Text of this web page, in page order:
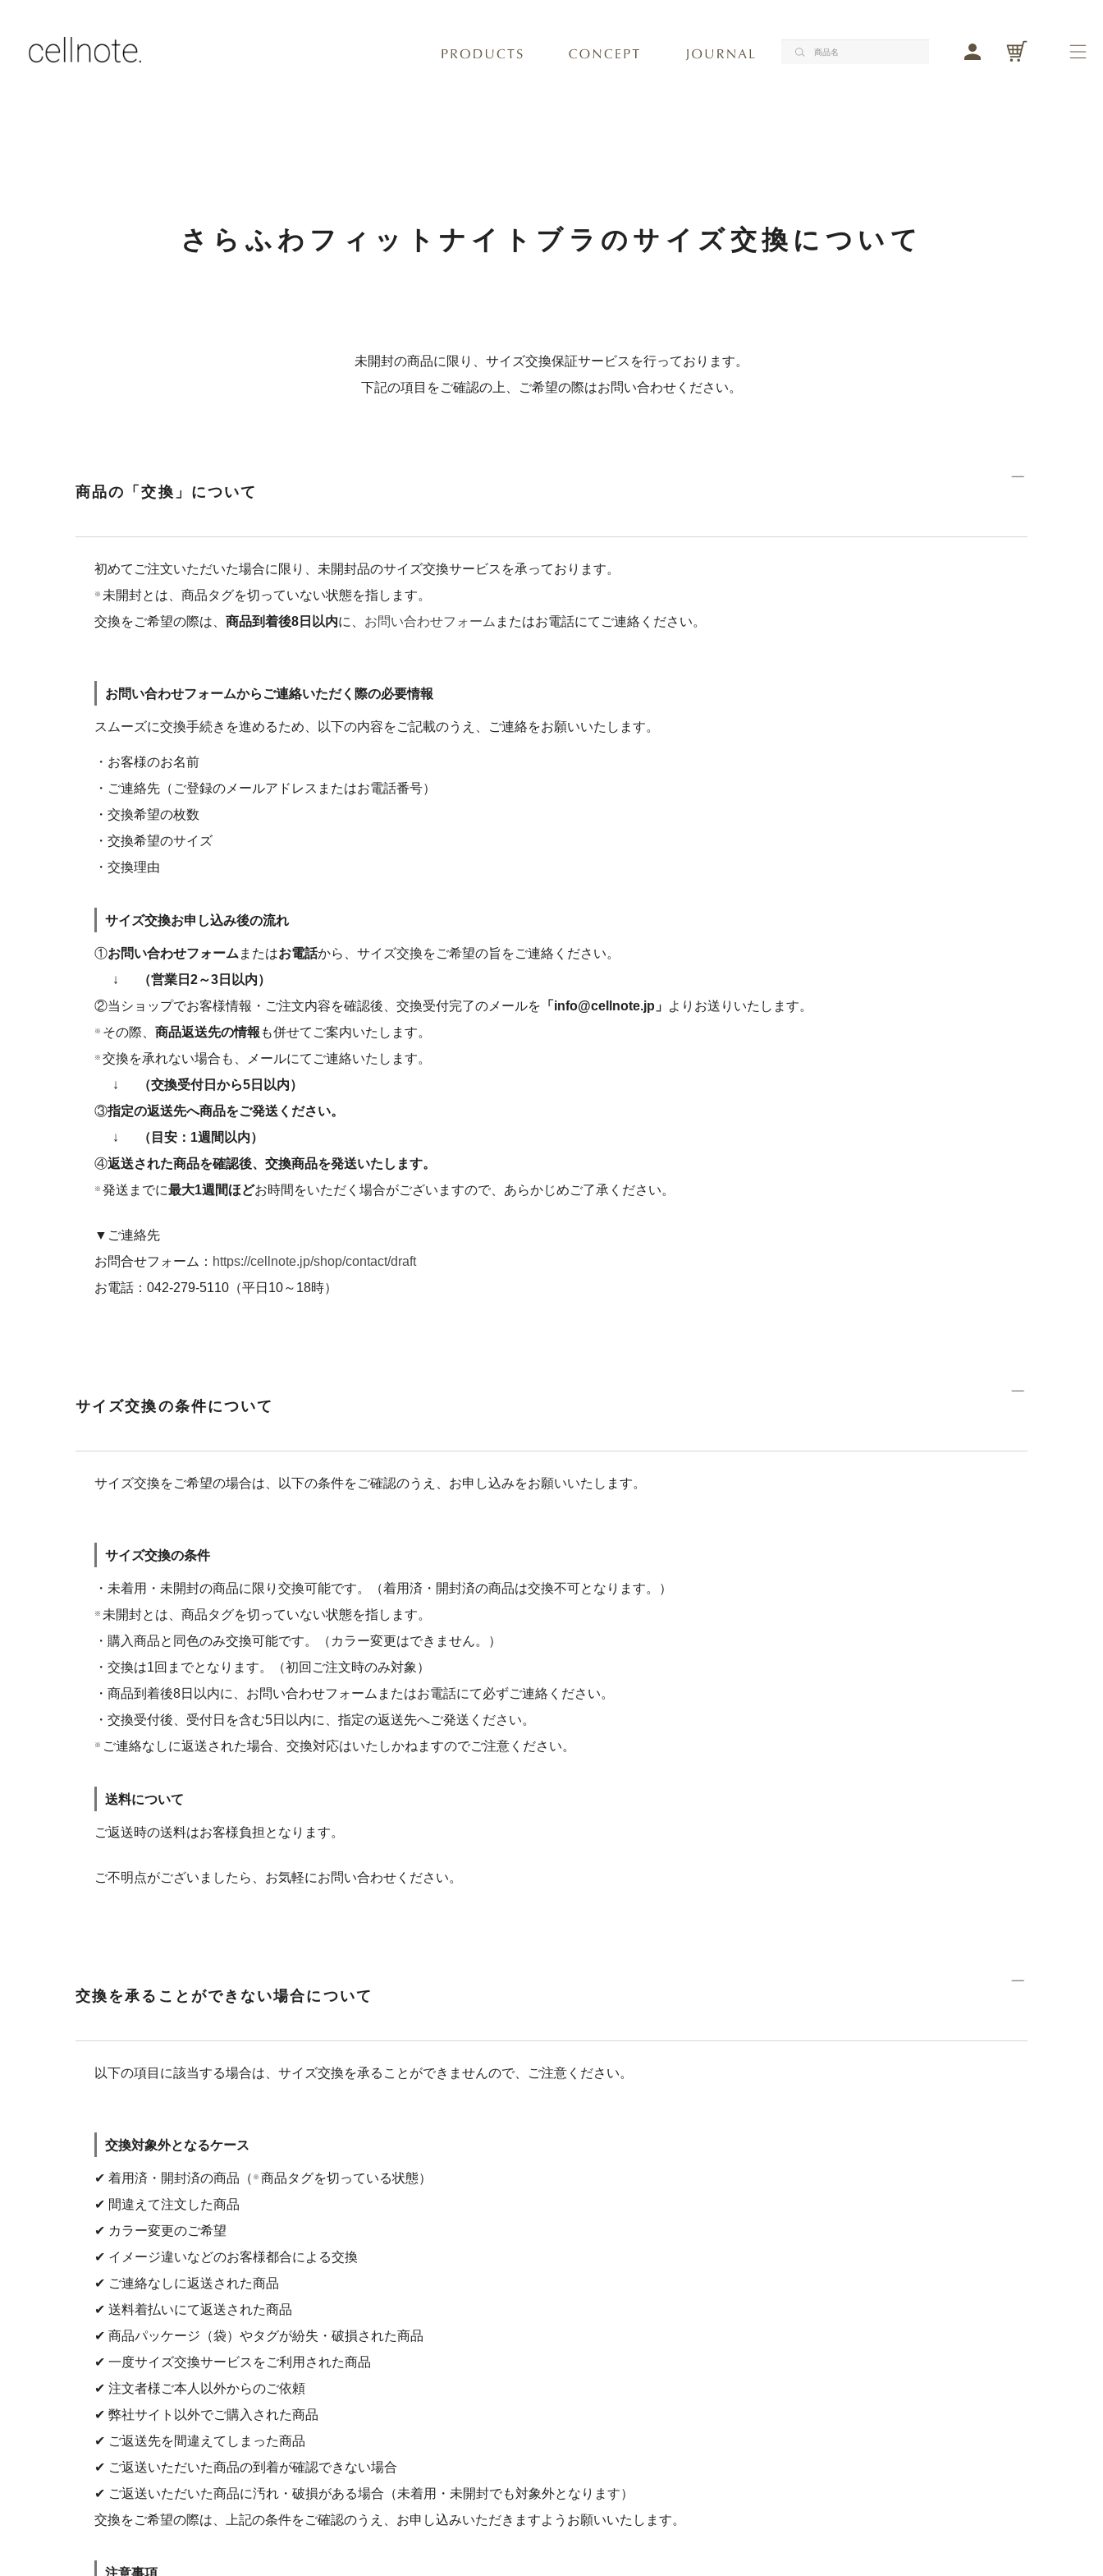
検索する
さらふわフィットナイトブラのサイズ交換について
未開封の商品に限り、サイズ交換保証サービスを行っております。
下記の項目をご確認の上、ご希望の際はお問い合わせください。
商品の「交換」について
初めてご注文いただいた場合に限り、未開封品のサイズ交換サービスを承っております。
※ 未開封とは、商品タグを切っていない状態を指します。
交換をご希望の際は、商品到着後8日以内に、 お問い合わせフォーム またはお電話にてご連絡ください。
お問い合わせフォームからご連絡いただく際の必要情報
スムーズに交換手続きを進めるため、以下の内容をご記載のうえ、ご連絡をお願いいたします。
・お客様のお名前
・ご連絡先（ご登録のメールアドレスまたはお電話番号）
・交換希望の枚数
・交換希望のサイズ
・交換理由
サイズ交換お申し込み後の流れ
①お問い合わせフォーム またはお電話から、サイズ交換をご希望の旨をご連絡ください。
↓
（営業日2～3日以内）
②当ショップでお客様情報・ご注文内容を確認後、交換受付完了のメールを 「info@cellnote.jp」 よりお送りいたします。
※ その際、 商品返送先の情報 も併せてご案内いたします。
※ 交換を承れない場合も、メールにてご連絡いたします。
↓
（交換受付日から5日以内）
③指定の返送先へ商品をご発送ください。
↓
（目安：1週間以内）
④返送された商品を確認後、交換商品を発送いたします。
※ 発送までに最大1週間ほどお時間をいただく場合がございますので、あらかじめご了承ください。
▼ご連絡先
お問合せフォーム： https://cellnote.jp/shop/contact/draft
お電話：042-279-5110（平日10～18時）
サイズ交換の条件について
サイズ交換をご希望の場合は、以下の条件をご確認のうえ、お申し込みをお願いいたします。
サイズ交換の条件
・未着用・未開封の商品に限り交換可能です。（着用済・開封済の商品は交換不可となります。）
※ 未開封とは、商品タグを切っていない状態を指します。
・購入商品と同色のみ交換可能です。（カラー変更はできません。）
・交換は1回までとなります。（初回ご注文時のみ対象）
・商品到着後8日以内に、お問い合わせフォームまたはお電話にて必ずご連絡ください。
・交換受付後、受付日を含む5日以内に、指定の返送先へご発送ください。
※ ご連絡なしに返送された場合、交換対応はいたしかねますのでご注意ください。
送料について
ご返送時の送料はお客様負担となります。
ご不明点がございましたら、お気軽にお問い合わせください。
交換を承ることができない場合について
以下の項目に該当する場合は、サイズ交換を承ることができませんので、ご注意ください。
交換対象外となるケース
✔ 着用済・開封済の商品（ ※ 商品タグを切っている状態）
✔ 間違えて注文した商品
✔ カラー変更のご希望
✔ イメージ違いなどのお客様都合による交換
✔ ご連絡なしに返送された商品
✔ 送料着払いにて返送された商品
✔ 商品パッケージ（袋）やタグが紛失・破損された商品
✔ 一度サイズ交換サービスをご利用された商品
✔ 注文者様ご本人以外からのご依頼
✔ 弊社サイト以外でご購入された商品
✔ ご返送先を間違えてしまった商品
✔ ご返送いただいた商品の到着が確認できない場合
✔ ご返送いただいた商品に汚れ・破損がある場合（未着用・未開封でも対象外となります）
交換をご希望の際は、上記の条件をご確認のうえ、お申し込みいただきますようお願いいたします。